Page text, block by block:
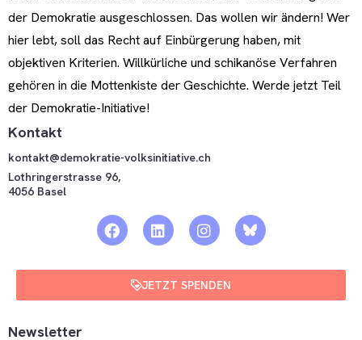
der Demokratie ausgeschlossen. Das wollen wir ändern! Wer
hier lebt, soll das Recht auf Einbürgerung haben, mit
objektiven Kriterien. Willkürliche und schikanöse Verfahren
gehören in die Mottenkiste der Geschichte. Werde jetzt Teil
der Demokratie-Initiative!
Kontakt
kontakt@demokratie-volksinitiative.ch
Lothringerstrasse 96,
4056 Basel
JETZT SPENDEN
Newsletter